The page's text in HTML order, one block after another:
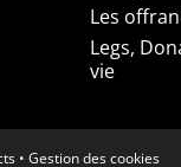
Les
Legs,
vie
• Gestion des cookies